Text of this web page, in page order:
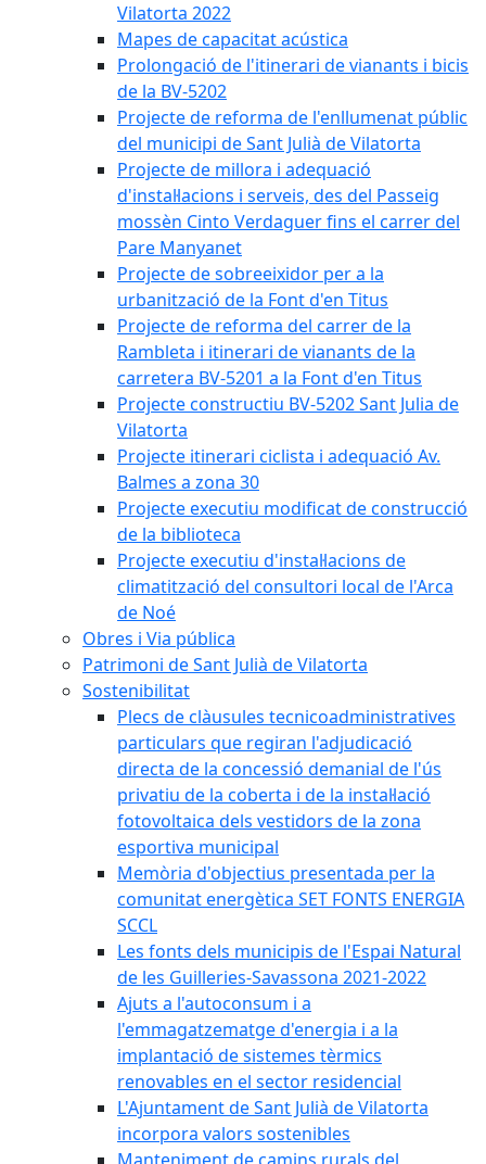
Vilatorta 2022
Mapes de capacitat acústica
Prolongació de l'itinerari de vianants i bicis
de la BV-5202
Projecte de reforma de l'enllumenat públic
del municipi de Sant Julià de Vilatorta
Projecte de millora i adequació
d'instal·lacions i serveis, des del Passeig
mossèn Cinto Verdaguer fins el carrer del
Pare Manyanet
Projecte de sobreeixidor per a la
urbanització de la Font d'en Titus
Projecte de reforma del carrer de la
Rambleta i itinerari de vianants de la
carretera BV-5201 a la Font d'en Titus
Projecte constructiu BV-5202 Sant Julia de
Vilatorta
Projecte itinerari ciclista i adequació Av.
Balmes a zona 30
Projecte executiu modificat de construcció
de la biblioteca
Projecte executiu d'instal·lacions de
climatització del consultori local de l'Arca
de Noé
Obres i Via pública
Patrimoni de Sant Julià de Vilatorta
Sostenibilitat
Plecs de clàusules tecnicoadministratives
particulars que regiran l'adjudicació
directa de la concessió demanial de l'ús
privatiu de la coberta i de la instal·lació
fotovoltaica dels vestidors de la zona
esportiva municipal
Memòria d'objectius presentada per la
comunitat energètica SET FONTS ENERGIA
SCCL
Les fonts dels municipis de l'Espai Natural
de les Guilleries-Savassona 2021-2022
Ajuts a l'autoconsum i a
l'emmagatzematge d'energia i a la
implantació de sistemes tèrmics
renovables en el sector residencial
L'Ajuntament de Sant Julià de Vilatorta
incorpora valors sostenibles